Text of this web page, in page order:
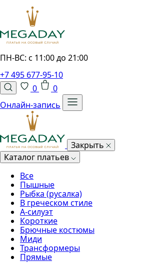
ПН-ВС: с 11:00 до 21:00
+7 495 677-95-10
0
0
Онлайн-запись
Закрыть
Каталог платьев
Все
Пышные
Рыбка (русалка)
В греческом стиле
А-силуэт
Короткие
Брючные костюмы
Миди
Трансформеры
Прямые